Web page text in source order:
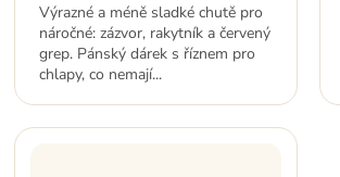
Výrazné a méně sladké chutě pro
náročné: zázvor, rakytník a červený
grep. Pánský dárek s říznem pro
chlapy, co nemají...